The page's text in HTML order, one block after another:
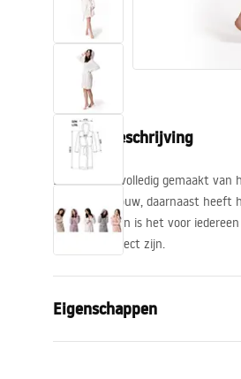
Productbeschrijving
Love badjas, volledig gemaakt
een lange mouw, daarnaast
kleurvarianten is het voor
situaties perfect zijn.
Eigenschappen